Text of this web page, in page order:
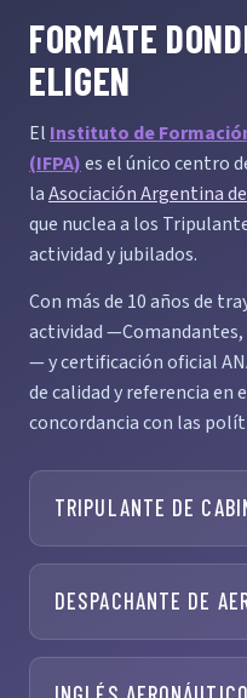
FORMATE
ELIGEN
El Instituto de
(IFPA)es el único centro
laAsociación Argentina
que nuclea a los
actividad y jubilados.
Con más de 10 años de
actividad —Comandantes,
— y certificación oficial
de calidad y referencia en
concordancia con las
TRIPULANTE DE
DESPACHANTE DE